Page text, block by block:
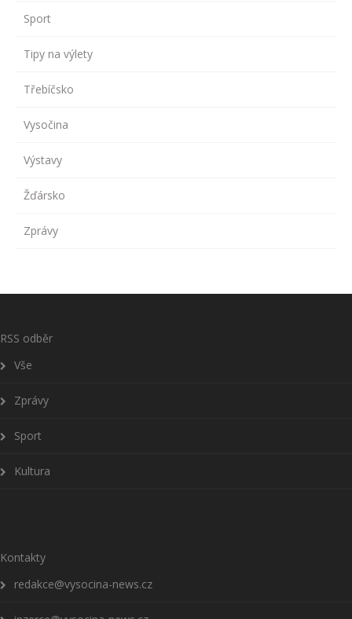
Sport
Tipy na výlety
Třebíčsko
Vysočina
Výstavy
Žďársko
Zprávy
RSS odběr
Vše
Zprávy
Sport
Kultura
Kontakty
redakce@vysocina-news.cz